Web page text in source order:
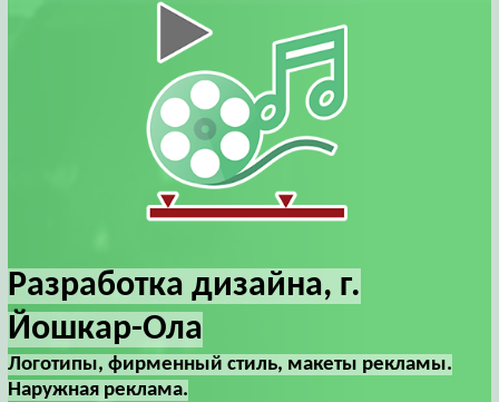
Разработка дизайна, г.
Йошкар-Ола
Логотипы, фирменный стиль, макеты рекламы.
Наружная реклама.